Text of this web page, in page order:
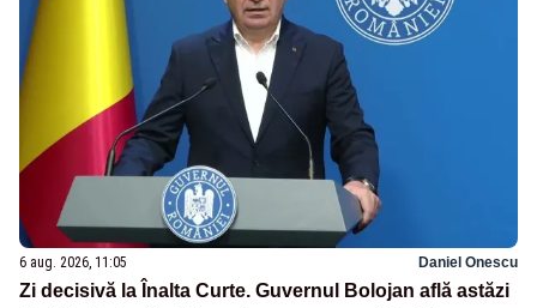
6 aug. 2026, 11:05 Daniel Onescu
Zi decisivă la Înalta Curte. Guvernul Bolojan află astăzi